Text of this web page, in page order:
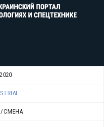
СМЕНА